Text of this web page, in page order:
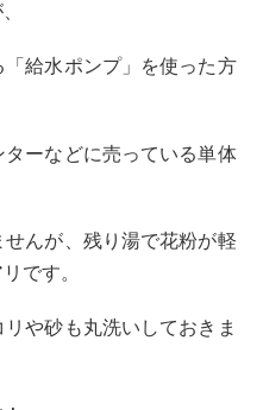
給水ポンプ」を使った方
ーなどに売っている単体
んが、残り湯で花粉が軽
です。
や砂も丸洗いしておきま